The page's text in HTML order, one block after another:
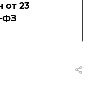
от 23
ФЗ